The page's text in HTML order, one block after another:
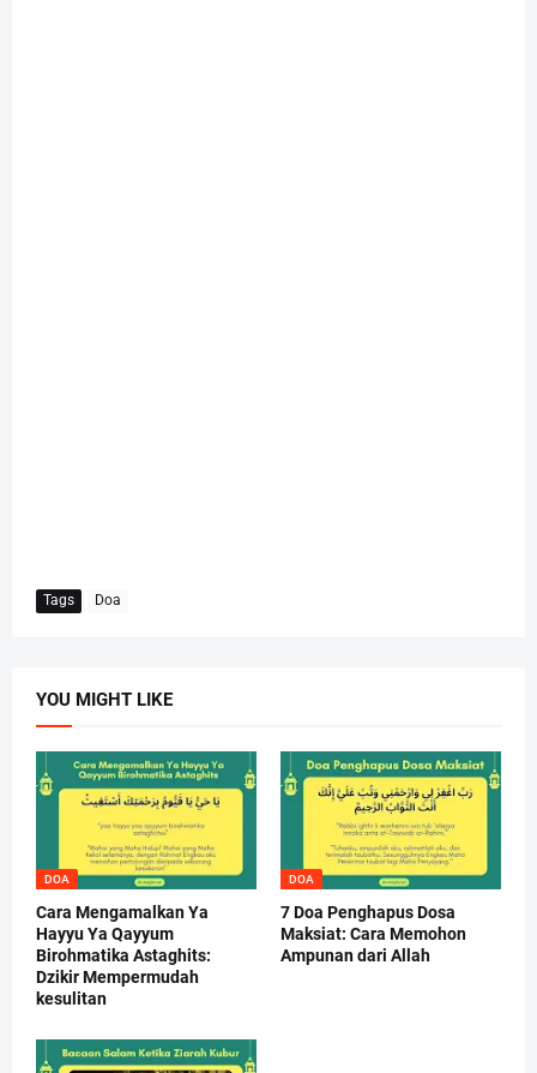
Tags Doa
YOU MIGHT LIKE
DOA
Cara Mengamalkan Ya
Hayyu Ya Qayyum
Birohmatika Astaghits:
Dzikir Mempermudah
kesulitan
DOA
7 Doa Penghapus Dosa
Maksiat: Cara Memohon
Ampunan dari Allah